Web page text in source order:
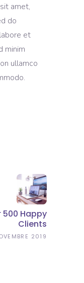
amet,
do
et
minim
ullamco
500 Happy
Clients
2019